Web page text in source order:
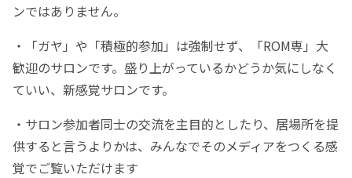
ンではありません。
・「ガヤ」や「積極的参加」は強制せず、「ROM専」大
歓迎のサロンです。盛り上がっているかどうか気にしなく
ていい、新感覚サロンです。
・サロン参加者同士の交流を主目的としたり、居場所を提
供すると言うよりかは、みんなでそのメディアをつくる感
覚でご覧いただけます